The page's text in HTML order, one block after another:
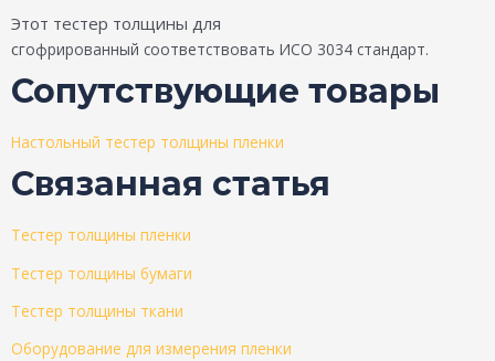
Этот тестер толщины для
cгофрированный соответствовать ИСО 3034 стандарт.
Сопутствующие товары
Настольный тестер толщины пленки
Связанная статья
Тестер толщины пленки
Тестер толщины бумаги
Тестер толщины ткани
Оборудование для измерения пленки